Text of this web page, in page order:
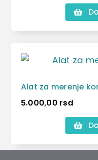
Alat za merenje
5.000,00 rsd